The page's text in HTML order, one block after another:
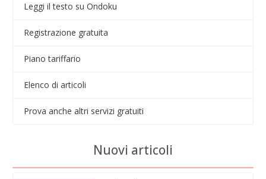
Leggi il testo su Ondoku
Registrazione gratuita
Piano tariffario
Elenco di articoli
Prova anche altri servizi gratuiti
Nuovi articoli